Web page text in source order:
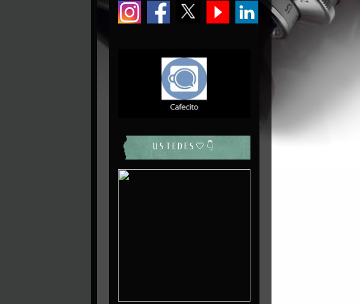
USTEDES🤍👇